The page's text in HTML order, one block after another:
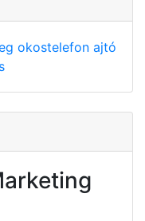
okostelefon ajtó